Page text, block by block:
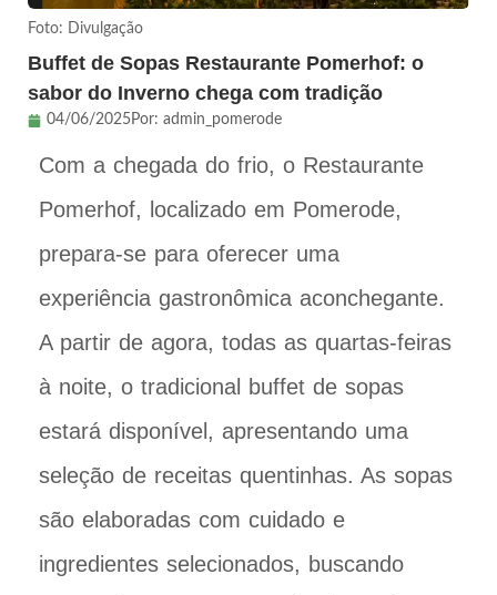
Foto: Divulgação
Buffet de Sopas Restaurante Pomerhof: o
sabor do Inverno chega com tradição
04/06/2025Por: admin_pomerode
Com a chegada do frio, o Restaurante
Pomerhof, localizado em Pomerode,
prepara-se para oferecer uma
experiência gastronômica aconchegante.
A partir de agora, todas as quartas-feiras
à noite, o tradicional buffet de sopas
estará disponível, apresentando uma
seleção de receitas quentinhas. As sopas
são elaboradas com cuidado e
ingredientes selecionados, buscando